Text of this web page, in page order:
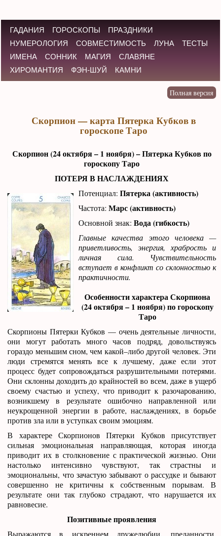
ГАДАНИЯ ГОРОСКОПЫ
ПРАЗДНИКИ
НУМЕРОЛОГИЯ
СОВМЕСТИМОСТЬ ЛУНА
ТЕСТЫ
ИМЕНА
СОННИК МАГИЯ
СЛАВЯНЕ
ХИРОМАНТИЯ
ФЭН-ШУЙ КАМНИ
Скорпион — карта Пятерка Кубков в
гороскопе Таро
Скорпион (24 октября – 1 ноября) – Пятерка Кубков по
гороскопу Таро
ПОТЕРЯ В НАСЛАЖДЕНИЯХ
Потенциал:Пятерка (активность)
Частота:Марс (активность)
Основной знак:Вода (гибкость)
Главные качества этого человека —
приветливость, энергия, храбрость и
личная сила. Чувствительность
вступает в конфликт со склонностью к
практичности.
Особенности характера Скорпиона
(24 октября – 1 ноября) по гороскопу
Таро
Скорпионы Пятерки Кубков — очень деятельные личности,
они могут работать много часов подряд, довольствуясь
гораздо меньшим сном, чем какой–либо другой человек. Эти
люди стремятся менять все к лучшему, даже если этот
процесс будет сопровождаться разрушительными потерями.
Они склонны доходить до крайностей во всем, даже в ущерб
своему счастью и успеху, что приводит к разочарованию,
возникшему в результате ошибочно направленной или
неукрощенной энергии в работе, наслаждениях, в борьбе
против зла или в уступках своим эмоциям.
В характере Скорпионов Пятерки Кубков присутствует
сильная эмоциональная направляющая, которая иногда
приводит их в столкновение с практической жизнью. Они
настолько интенсивно чувствуют, так страстны и
эмоциональны, что зачастую забывают о рассудке и бывают
совершенно не критичны к собственным порывам. В
результате они так глубоко страдают, что нарушается их
равновесие.
Позитивные проявления
Выражаются в искреннем дружелюбии, преданности,